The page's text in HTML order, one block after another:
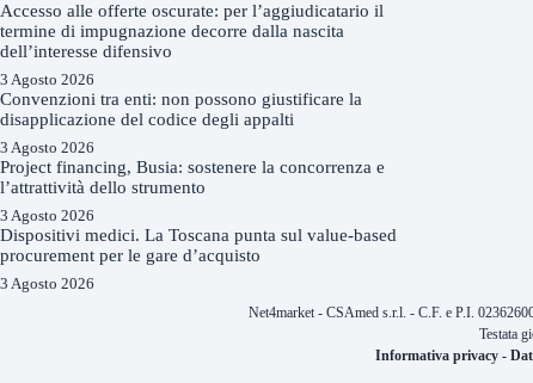
Accesso alle offerte oscurate: per l’aggiudicatario il
termine di impugnazione decorre dalla nascita
dell’interesse difensivo
3 Agosto 2026
Convenzioni tra enti: non possono giustificare la
disapplicazione del codice degli appalti
3 Agosto 2026
Project financing, Busia: sostenere la concorrenza e
l’attrattività dello strumento
3 Agosto 2026
Dispositivi medici. La Toscana punta sul value-based
procurement per le gare d’acquisto
3 Agosto 2026
Net4market - CSAmed s.r.l. - C.F. e P.I.
Testata
Informativa privacy -